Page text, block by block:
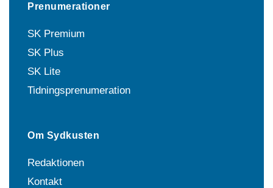
Prenumerationer
SK Premium
SK Plus
SK Lite
Tidningsprenumeration
Om Sydkusten
Redaktionen
Kontakt